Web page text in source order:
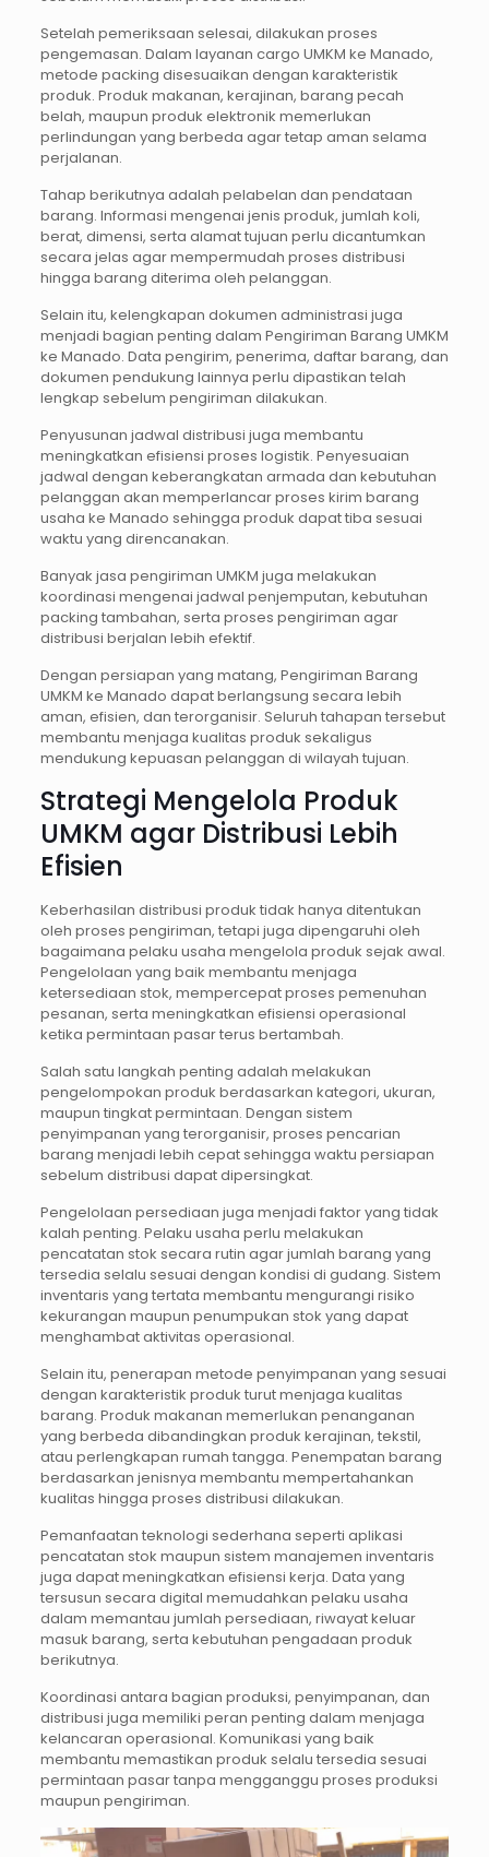
Setelah pemeriksaan selesai, dilakukan proses
pengemasan. Dalam layanan cargo UMKM ke Manado,
metode packing disesuaikan dengan karakteristik
produk. Produk makanan, kerajinan, barang pecah
belah, maupun produk elektronik memerlukan
perlindungan yang berbeda agar tetap aman selama
perjalanan.
Tahap berikutnya adalah pelabelan dan pendataan
barang. Informasi mengenai jenis produk, jumlah koli,
berat, dimensi, serta alamat tujuan perlu dicantumkan
secara jelas agar mempermudah proses distribusi
hingga barang diterima oleh pelanggan.
Selain itu, kelengkapan dokumen administrasi juga
menjadi bagian penting dalam Pengiriman Barang UMKM
ke Manado. Data pengirim, penerima, daftar barang, dan
dokumen pendukung lainnya perlu dipastikan telah
lengkap sebelum pengiriman dilakukan.
Penyusunan jadwal distribusi juga membantu
meningkatkan efisiensi proses logistik. Penyesuaian
jadwal dengan keberangkatan armada dan kebutuhan
pelanggan akan memperlancar proses kirim barang
usaha ke Manado sehingga produk dapat tiba sesuai
waktu yang direncanakan.
Banyak jasa pengiriman UMKM juga melakukan
koordinasi mengenai jadwal penjemputan, kebutuhan
packing tambahan, serta proses pengiriman agar
distribusi berjalan lebih efektif.
Dengan persiapan yang matang, Pengiriman Barang
UMKM ke Manado dapat berlangsung secara lebih
aman, efisien, dan terorganisir. Seluruh tahapan tersebut
membantu menjaga kualitas produk sekaligus
mendukung kepuasan pelanggan di wilayah tujuan.
Strategi Mengelola Produk
UMKM agar Distribusi Lebih
Efisien
Keberhasilan distribusi produk tidak hanya ditentukan
oleh proses pengiriman, tetapi juga dipengaruhi oleh
bagaimana pelaku usaha mengelola produk sejak awal.
Pengelolaan yang baik membantu menjaga
ketersediaan stok, mempercepat proses pemenuhan
pesanan, serta meningkatkan efisiensi operasional
ketika permintaan pasar terus bertambah.
Salah satu langkah penting adalah melakukan
pengelompokan produk berdasarkan kategori, ukuran,
maupun tingkat permintaan. Dengan sistem
penyimpanan yang terorganisir, proses pencarian
barang menjadi lebih cepat sehingga waktu persiapan
sebelum distribusi dapat dipersingkat.
Pengelolaan persediaan juga menjadi faktor yang tidak
kalah penting. Pelaku usaha perlu melakukan
pencatatan stok secara rutin agar jumlah barang yang
tersedia selalu sesuai dengan kondisi di gudang. Sistem
inventaris yang tertata membantu mengurangi risiko
kekurangan maupun penumpukan stok yang dapat
menghambat aktivitas operasional.
Selain itu, penerapan metode penyimpanan yang sesuai
dengan karakteristik produk turut menjaga kualitas
barang. Produk makanan memerlukan penanganan
yang berbeda dibandingkan produk kerajinan, tekstil,
atau perlengkapan rumah tangga. Penempatan barang
berdasarkan jenisnya membantu mempertahankan
kualitas hingga proses distribusi dilakukan.
Pemanfaatan teknologi sederhana seperti aplikasi
pencatatan stok maupun sistem manajemen inventaris
juga dapat meningkatkan efisiensi kerja. Data yang
tersusun secara digital memudahkan pelaku usaha
dalam memantau jumlah persediaan, riwayat keluar
masuk barang, serta kebutuhan pengadaan produk
berikutnya.
Koordinasi antara bagian produksi, penyimpanan, dan
distribusi juga memiliki peran penting dalam menjaga
kelancaran operasional. Komunikasi yang baik
membantu memastikan produk selalu tersedia sesuai
permintaan pasar tanpa mengganggu proses produksi
maupun pengiriman.